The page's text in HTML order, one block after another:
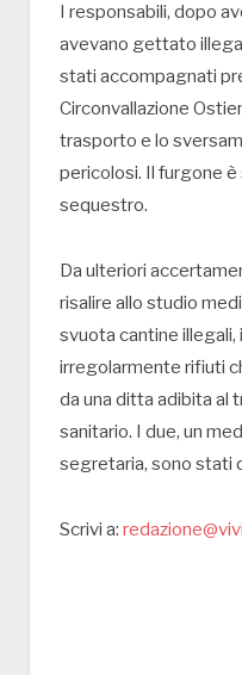
I responsabili, dopo
avevano gettato
stati accompagnati
Circonvallazione
trasporto e lo
pericolosi. Il furgone
sequestro.
Da ulteriori
risalire allo studio
svuota cantine
irregolarmente rifiuti
da una ditta adibita al
sanitario. I due, un
segretaria, sono stati
Scrivi a: